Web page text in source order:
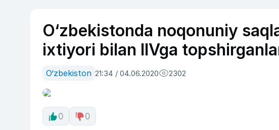
O‘zbekistonda noqonuniy
ixtiyori bilan IIVga
O‘zbekiston 21:34 / 04.06.2020 2302
0 0